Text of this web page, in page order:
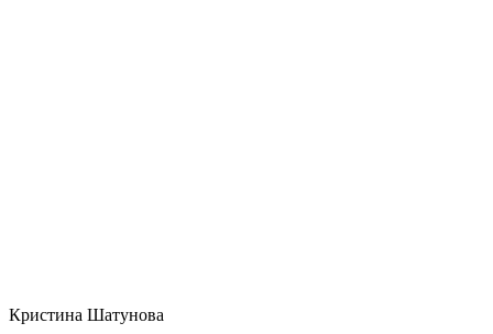
Кристина Шатунова